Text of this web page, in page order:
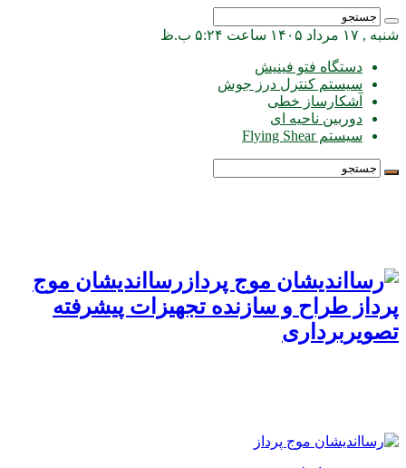
شنبه , ۱۷ مرداد ۱۴۰۵ ساعت ۵:۲۴ ب.ظ
دستگاه فتو فینیش
سیستم کنترل درز جوش
آشکارساز خطی
دوربین ناحیه ای
سیستم Flying Shear
رسااندیشان موج
پرداز طراح و سازنده تجهیزات پیشرفته
تصویربرداری